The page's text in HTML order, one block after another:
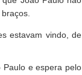
estavam vindo, de
e espera pelo